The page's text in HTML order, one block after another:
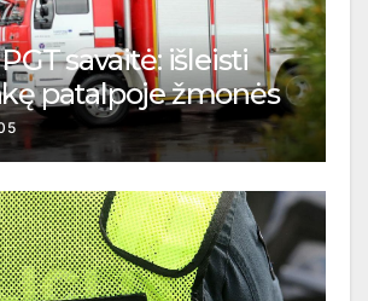
savaitė: išleisti
patalpoje žmonės